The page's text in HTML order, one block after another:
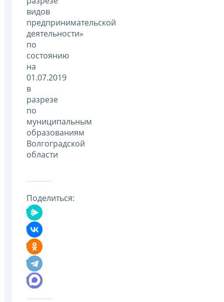
видов
предпринимательской
деятельности»
по
состоянию
на
01.07.2019
в
разрезе
по
муниципальным
образованиям
Волгоградской
области
Поделиться: